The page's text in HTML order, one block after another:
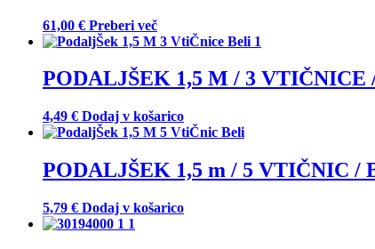
61,00 € Preberi več
PODALJŠEK 1,5 M / 3 VTIČNICE
4,49 € Dodaj v košarico
PODALJŠEK 1,5 m / 5 VTIČNIC /
5,79 € Dodaj v košarico